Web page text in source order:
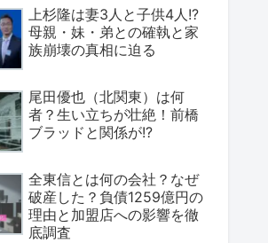
上杉隆は妻3人と子供4人!?
母親・妹・弟との確執と家
族崩壊の真相に迫る
尾田優也（北関東）は何
者？生い立ちが壮絶！前橋
ブラッドと関係が!?
全東信とは何の会社？なぜ
破産した？負債1259億円の
理由と加盟店への影響を徹
底調査